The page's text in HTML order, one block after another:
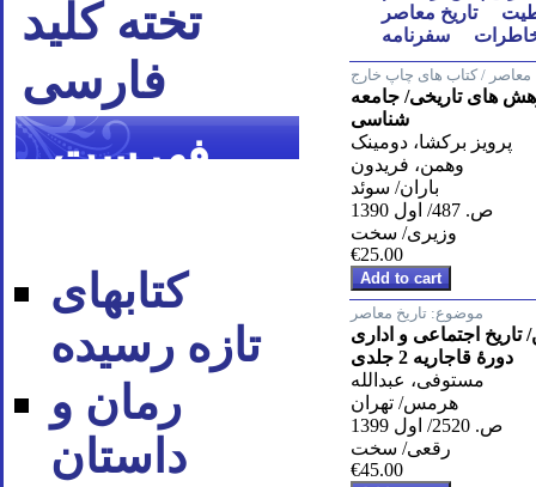
تخته کلید
فارسی
فهرست
کتابهای
تازه رسیده
رمان و
داستان
تاریخ معاصر
سفرنامه
معاصر / کتاب های چاپ خارج
های تاریخی/ جامعه
شناسی
پرویز برکشا، دومینک
وهمن، فریدون
باران/ سوئد
ص. 487/ اول 1390
وزیری/ سخت
€25.00
موضوع: تاریخ معاصر
اجتماعی و اداری
دورۀ قاجاریه 2 جلدی
مستوفی، عبدالله
هرمس/ تهران
ص. 2520/ اول 1399
رقعی/ سخت
€45.00